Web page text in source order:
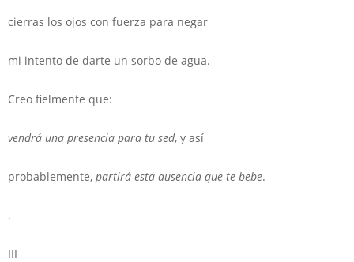
cierras los ojos con fuerza para negar
mi intento de darte un sorbo de agua.
Creo fielmente que:
vendrá una presencia para tu sed, y así
probablemente, partirá esta ausencia que te bebe.
.
III